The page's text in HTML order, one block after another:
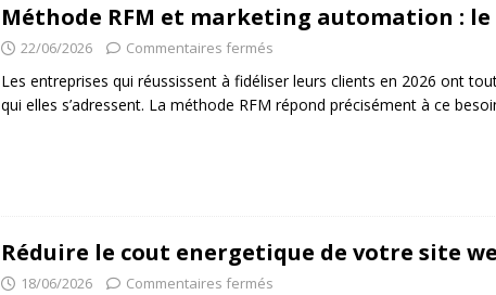
Méthode RFM et marketing automation : le
22/06/2026 Commentaires fermés
Les entreprises qui réussissent à fidéliser leurs clients en 2026 ont
qui elles s’adressent. La méthode RFM répond précisément à ce
Réduire le cout energetique de votre site
18/06/2026 Commentaires fermés